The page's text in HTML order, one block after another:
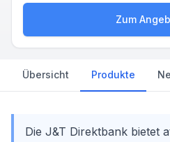
Zum
Übersicht Produkte
Die J&T Direktbank bietet